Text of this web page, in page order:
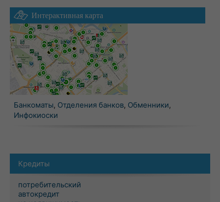
Интерактивная карта
Банкоматы, Отделения банков, Обменники,
Инфокиоски
Кредиты
потребительский
автокредит